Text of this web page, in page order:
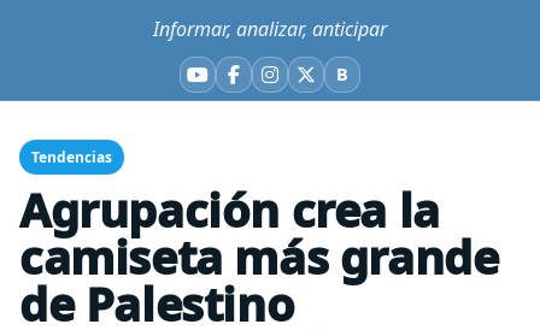
Informar, analizar, anticipar
YouTube
Facebook
Instagram
X BBluesky
Tendencias
Agrupación crea la
camiseta más grande
de Palestino